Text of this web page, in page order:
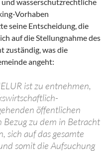
Vorhaben
seine Entscheidung, die
auf die Stellungnahme des
zuständig, was die
angeht:
ist zu entnehmen,
öffentlichen
Bezug zu dem in Betracht
sich auf das gesamte
somit die Aufsuchung